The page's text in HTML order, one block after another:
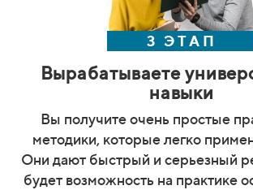
3 ЭТАП
Вырабатываете
навыки
Вы получите очень простые
методики, которые легко
Они дают быстрый и серьезный
будет возможность на практике